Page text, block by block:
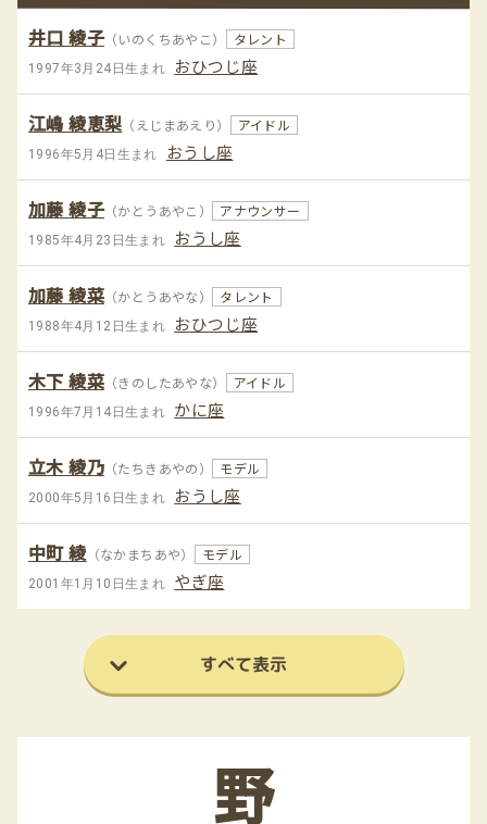
井口 綾子（いのくちあやこ） タレント
1997年3月24日生まれ おひつじ座
江嶋 綾恵梨 （えじまあえり） アイドル
1996年5月4日生まれ おうし座
加藤 綾子（かとうあやこ） アナウンサー
1985年4月23日生まれ おうし座
加藤 綾菜 （かとうあやな） タレント
1988年4月12日生まれ おひつじ座
木下 綾菜 （きのしたあやな） アイドル
1996年7月14日生まれ かに座
立木 綾乃 （たちきあやの） モデル
2000年5月16日生まれ おうし座
中町 綾 （なかまちあや） モデル
2001年1月10日生まれ やぎ座
すべて表示
野